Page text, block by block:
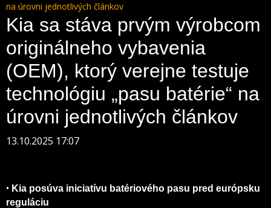
na úrovni jednotlivých článkov
Kia sa stáva prvým výrobcom
originálneho vybavenia
(OEM), ktorý verejne testuje
technológiu „pasu batérie“ na
úrovni jednotlivých článkov
13.10.2025 17:07
• Kia posúva iniciatívu batériového pasu pred európsku
reguláciu